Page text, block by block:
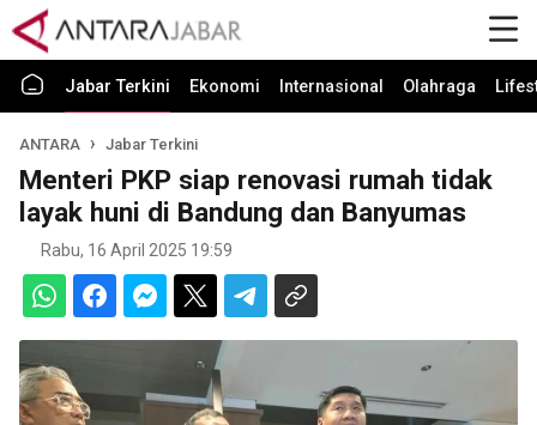
Jabar Terkini Ekonomi Internasional Olahraga
ANTARA Jabar Terkini
Menteri PKP siap renovasi rumah tidak
layak huni di Bandung dan Banyumas
Rabu, 16 April 2025 19:59